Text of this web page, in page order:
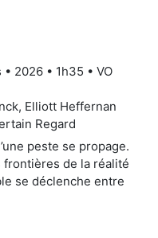
• 2026 • 1h35 • VO
Elliott Heffernan
Regard
peste se propage.
frontières de la réalité
se déclenche entre